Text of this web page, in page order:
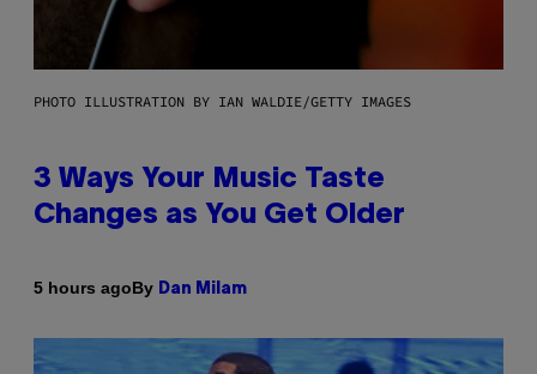
PHOTO ILLUSTRATION BY IAN WALDIE/GETTY IMAGES
3 Ways Your Music Taste
Changes as You Get Older
5 hours agoBy Dan Milam